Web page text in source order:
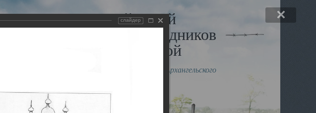
Виртуальный музей
Новомучеников и исповедников
Земли Архангельской
Сайт создан по благословлению митрополита Архангельского
слайдер